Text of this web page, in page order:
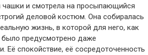
чашки и смотрела на просыпающийся
деловой костюм. Она собиралась
жизнь, в которой для него, как
было предусмотрено даже
Её спокойствие, её сосредоточенность